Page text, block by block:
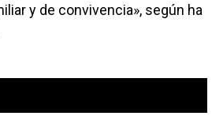
y de convivencia», según ha